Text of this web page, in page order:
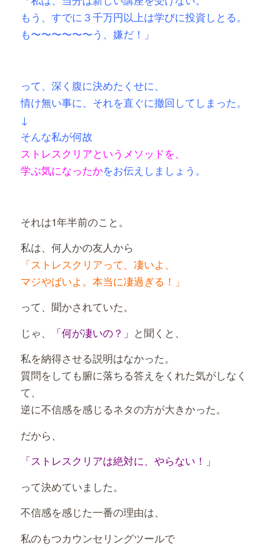
もう、すでに３千万円以上は学びに投資しとる。
も〜〜〜〜〜〜う、嫌だ！」
って、深く腹に決めたくせに、
情け無い事に、それを直ぐに撤回してしまった。
↓
そんな私が何故
ストレスクリアというメソッドを、
学ぶ気になったかをお伝えしましょう。
それは1年半前のこと。
私は、何人かの友人から
「ストレスクリアって、凄いよ、
マジやばいよ。本当に凄過ぎる！」
って、聞かされていた。
じゃ、
「何が凄いの？」 と聞くと、
私を納得させる説明はなかった。
質問をしても腑に落ちる答えをくれた気がしなく
て、
逆に不信感を感じるネタの方が大きかった。
だから、
「ストレスクリアは絶対に、やらない！」
って決めていました。
不信感を感じた一番の理由は、
私のもつカウンセリングツールで